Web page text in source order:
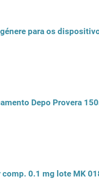
Depo Provera
0.1 mg lote MK